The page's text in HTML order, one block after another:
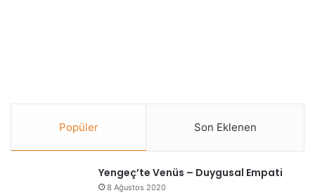
Popüler Son Eklenen
Yengeç’te Venüs – Duygusal Empati
8 Ağustos 2020